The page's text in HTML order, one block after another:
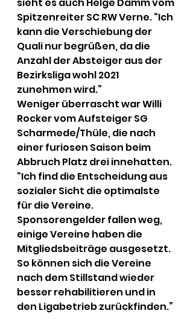
Spitzenreiter SC RW Verne. “Ich
kann die Verschiebung der
Quali nur begrüßen, da die
Anzahl der Absteiger aus der
Bezirksliga wohl 2021
zunehmen wird.”
Weniger überrascht war Willi
Rocker vom Aufsteiger SG
Scharmede/Thüle, die nach
einer furiosen Saison beim
Abbruch Platz drei innehatten.
“Ich find die Entscheidung aus
sozialer Sicht die optimalste
für die Vereine.
Sponsorengelder fallen weg,
einige Vereine haben die
Mitgliedsbeiträge ausgesetzt.
So können sich die Vereine
nach dem Stillstand wieder
besser rehabilitieren und in
den Ligabetrieb zurückfinden.”